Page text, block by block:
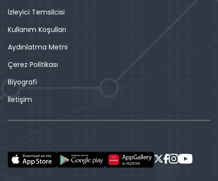
İzleyici Temsilcisi
Kullanım Koşulları
Aydınlatma Metni
Çerez Politikası
Biyografi
İletişim